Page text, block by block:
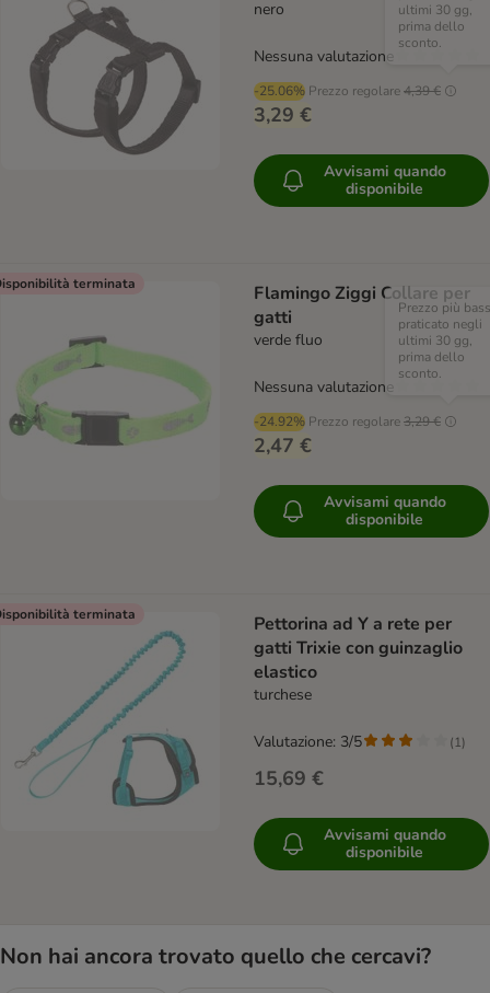
nero
-25.06% Prezzo regolare4,39 €
ultimi 30 gg,
prima dello
sconto.
3,29 €
Nessuna valutazione
Avvisami quando
disponibile
terminata
Flamingo Ziggi Collare per
gatti
verde fluo
-24.92% Prezzo regolare3,29 €
Prezzo più
praticato negli
ultimi 30 gg,
prima dello
sconto.
2,47 €
Nessuna valutazione
Avvisami quando
disponibile
terminata
Pettorina ad Y a rete per
gatti Trixie con guinzaglio
elastico
turchese
15,69 €
Valutazione: 3/5 (1)
Avvisami quando
disponibile
Non hai ancora trovato quello che cercavi?